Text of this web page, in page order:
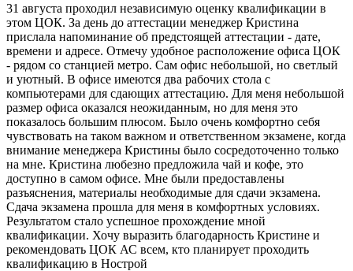
31 августа проходил независимую оценку квалификации в
этом ЦОК. За день до аттестации менеджер Кристина
прислала напоминание об предстоящей аттестации - дате,
времени и адресе. Отмечу удобное расположение офиса ЦОК
- рядом со станцией метро. Сам офис небольшой, но светлый
и уютный. В офисе имеются два рабочих стола с
компьютерами для сдающих аттестацию. Для меня небольшой
размер офиса оказался неожиданным, но для меня это
показалось большим плюсом. Было очень комфортно себя
чувствовать на таком важном и ответственном экзамене, когда
внимание менеджера Кристины было сосредоточенно только
на мне. Кристина любезно предложила чай и кофе, это
доступно в самом офисе. Мне были предоставлены
разъяснения, материалы необходимые для сдачи экзамена.
Сдача экзамена прошла для меня в комфортных условиях.
Результатом стало успешное прохождение мной
квалификации. Хочу выразить благодарность Кристине и
рекомендовать ЦОК АС всем, кто планирует проходить
квалификацию в Нострой